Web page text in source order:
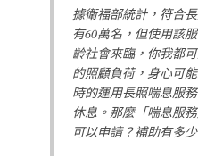
據衛福部統計，符合
有60萬名，但使用該
齡社會來臨，你我都
的照顧負荷，身心可
時的運用長照喘息服
休息。那麼「喘息服
可以申請？補助有多